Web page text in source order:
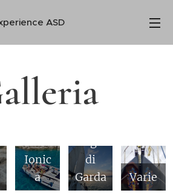
ASD
Ionic
a
di
Garda
Varie